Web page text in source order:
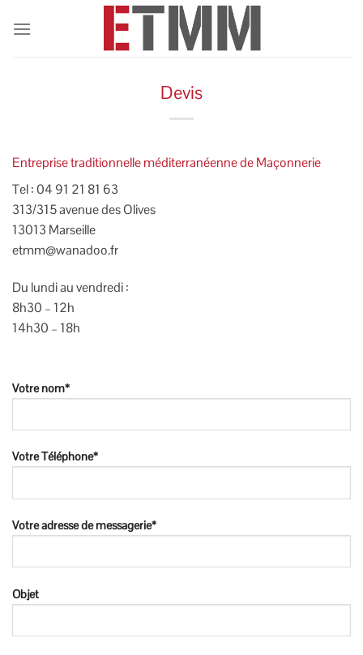
Devis
Entreprise traditionnelle méditerranéenne de Maçonnerie
Tel : 04 91 21 81 63
313/315 avenue des Olives
13013 Marseille
etmm@wanadoo.fr
Du lundi au vendredi :
8h30 – 12h
14h30 – 18h
Votre nom*
Votre Téléphone*
Votre adresse de messagerie*
Objet